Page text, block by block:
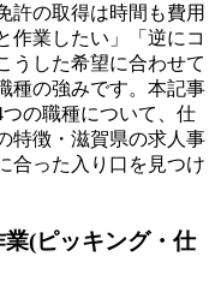
許の取得は時間も費用
作業したい」「逆にコ
うした希望に合わせて
種の強みです。本記事
の職種について、仕
特徴・滋賀県の求人事
合った入り口を見つけ
(ピッキング・仕